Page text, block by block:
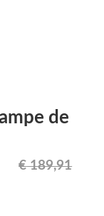
de
€189,91